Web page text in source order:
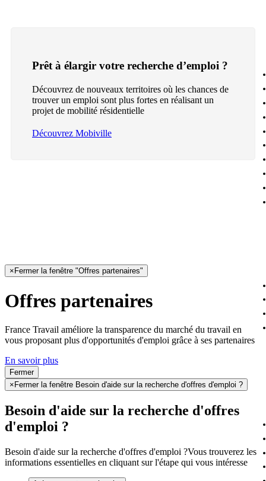
Prêt à élargir votre recherche d’emploi ?
Découvrez de nouveaux territoires où les chances de
trouver un emploi sont plus fortes en réalisant un
projet de mobilité résidentielle
Découvrez Mobiville
× Fermer la fenêtre "Offres partenaires"
Offres partenaires
France Travail améliore la transparence du marché du travail en
vous proposant plus d'opportunités d'emploi grâce à ses partenaires
En savoir plus
Fermer
× Fermer la fenêtre Besoin d'aide sur la recherche d'offres d'emploi ?
Besoin d'aide sur la recherche d'offres
d'emploi ?
Besoin d'aide sur la recherche d'offres d'emploi ?Vous trouverez les
informations essentielles en cliquant sur l'étape qui vous intéresse